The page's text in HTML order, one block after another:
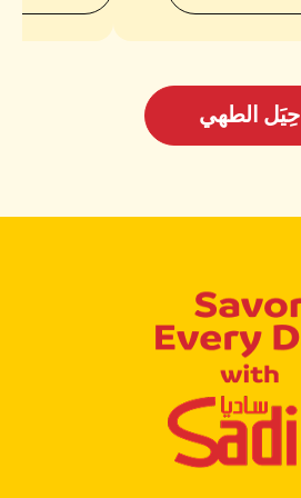
حِيَل الطهي